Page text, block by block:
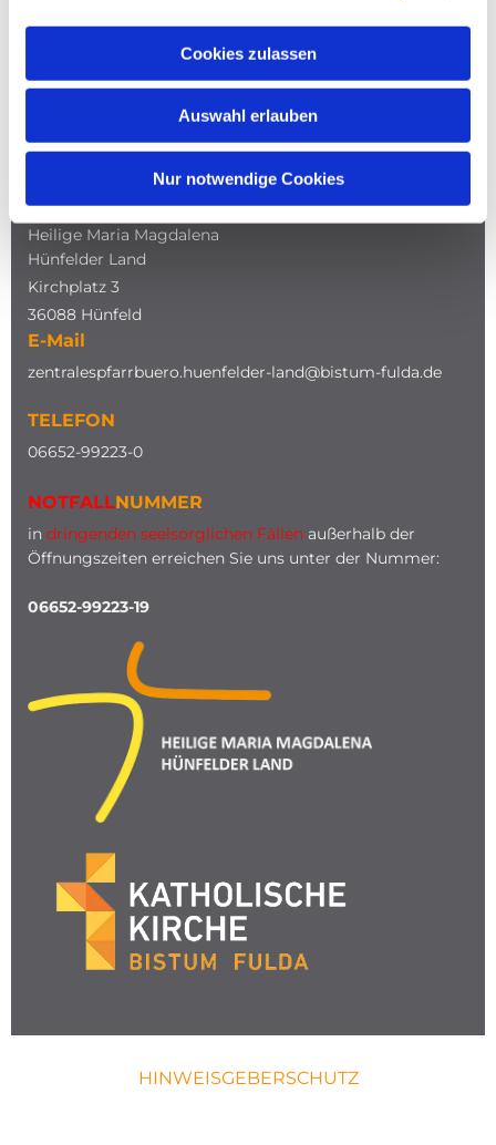
Cookies zulassen
Auswahl erlauben
Nur notwendige Cookies
NAVIGATION
Katholische Kirche
Heilige Maria Magdalena
Hünfelder Land
Kirchplatz 3
36088 Hünfeld
E-Mail
zentralespfarrbuero.huenfelder-land@bistum-fulda.de
TELEFON
06652-99223-0
NOTFALLNUMMER
in dringenden seelsorglichen Fällen außerhalb der
Öffnungszeiten erreichen Sie uns unter der Nummer:
06652-99223-19
HINWEISGEBERSCHUTZ